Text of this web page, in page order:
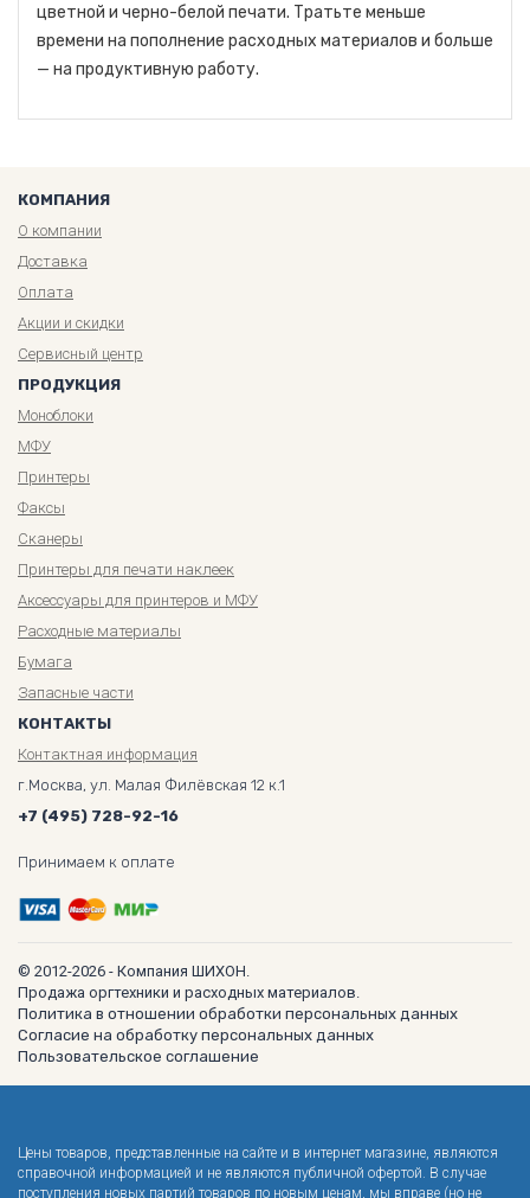
цветной и черно-белой печати. Тратьте меньше
времени на пополнение расходных материалов и больше
— на продуктивную работу.
КОМПАНИЯ
О компании
Доставка
Оплата
Акции и скидки
Сервисный центр
ПРОДУКЦИЯ
Моноблоки
МФУ
Принтеры
Факсы
Сканеры
Принтеры для печати наклеек
Аксессуары для принтеров и МФУ
Расходные материалы
Бумага
Запасные части
КОНТАКТЫ
Контактная информация
г.Москва, ул. Малая Филёвская 12 к.1
+7 (495) 728-92-16
Принимаем к оплате
© 2012-2026 - Компания ШИХОН.
Продажа оргтехники и расходных материалов.
Политика в отношении обработки персональных данных
Согласие на обработку персональных данных
Пользовательское соглашение
Цены товаров, представленные на сайте и в интернет магазине, являются
справочной информацией и не являются публичной офертой. В случае
поступления новых партий товаров по новым ценам, мы вправе (но не